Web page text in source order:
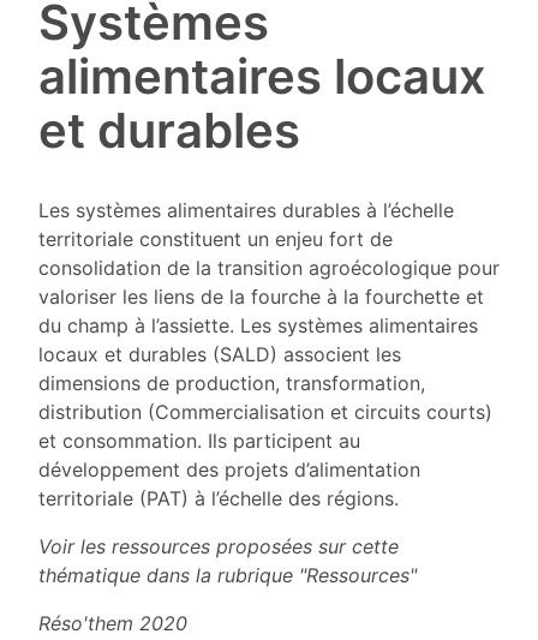
Systèmes
alimentaires locaux
et durables
Les systèmes alimentaires durables à l’échelle
territoriale constituent un enjeu fort de
consolidation de la transition agroécologique pour
valoriser les liens de la fourche à la fourchette et
du champ à l’assiette. Les systèmes alimentaires
locaux et durables (SALD) associent les
dimensions de production, transformation,
distribution (Commercialisation et circuits courts)
et consommation. Ils participent au
développement des projets d’alimentation
territoriale (PAT) à l’échelle des régions.
Voir les ressources proposées sur cette
thématique dans la rubrique "Ressources"
Réso'them 2020